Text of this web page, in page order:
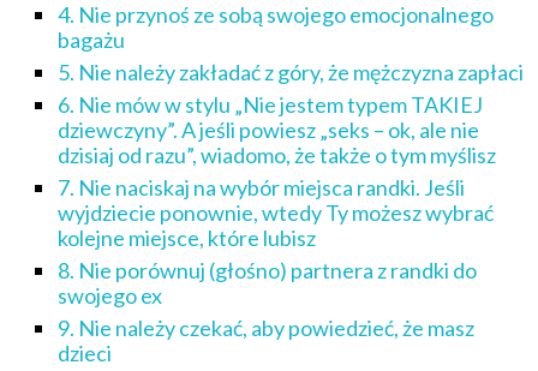
4. Nie przynoś ze sobą swojego emocjonalnego
bagażu
5. Nie należy zakładać z góry, że mężczyzna zapłaci
6. Nie mów w stylu „Nie jestem typem TAKIEJ
dziewczyny”. A jeśli powiesz „seks – ok, ale nie
dzisiaj od razu”, wiadomo, że także o tym myślisz
7. Nie naciskaj na wybór miejsca randki. Jeśli
wyjdziecie ponownie, wtedy Ty możesz wybrać
kolejne miejsce, które lubisz
8. Nie porównuj (głośno) partnera z randki do
swojego ex
9. Nie należy czekać, aby powiedzieć, że masz
dzieci